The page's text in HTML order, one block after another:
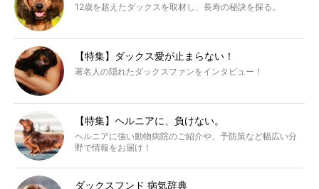
12歳を超えたダックスを取材し、長寿の秘訣を探る。
【特集】ダックス愛が止まらない！
著名人の隠れたダックスファンをインタビュー！
【特集】ヘルニアに、負けない。
ヘルニアに強い動物病院のご紹介や、予防策など幅広い分
野で情報をお届け！
ダックスフンド 病気辞典